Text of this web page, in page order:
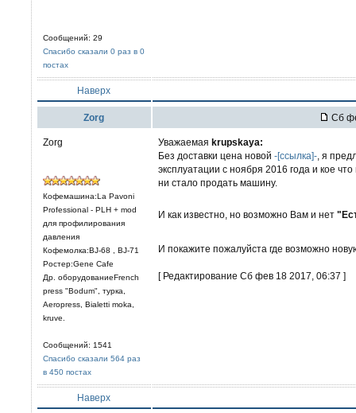
Сообщений: 29
Спасибо сказали 0 раз в 0
постах
Наверх
Zorg Сб
Zorg
Кофемашина:La Pavoni
Professional - PLH + mod
для профилирования
давления
Кофемолка:BJ-68 , BJ-71
Ростер:Gene Cafe
Др. оборудованиеFrench
press "Bodum", турка,
Aeropress, Bialetti moka,
kruve.
Сообщений: 1541
Спасибо сказали 564 раз
в 450 постах
Уважаемая krupskaya:
Без доставки цена новой -[ссылка]- , я
эксплуатации с ноября 2016 года и кое
ни стало продать машину.
И как известно, но возможно Вам и нет
И покажите пожалуйста где возможно
[ Редактирование Сб фев 18 2017, 06:37 ]
Наверх